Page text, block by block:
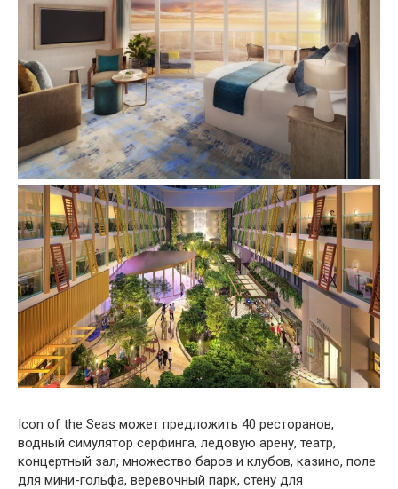
Icon of the Seas может предложить 40 ресторанов,
водный симулятор серфинга, ледовую арену, театр,
концертный зал, множество баров и клубов, казино, поле
для мини-гольфа, веревочный парк, стену для